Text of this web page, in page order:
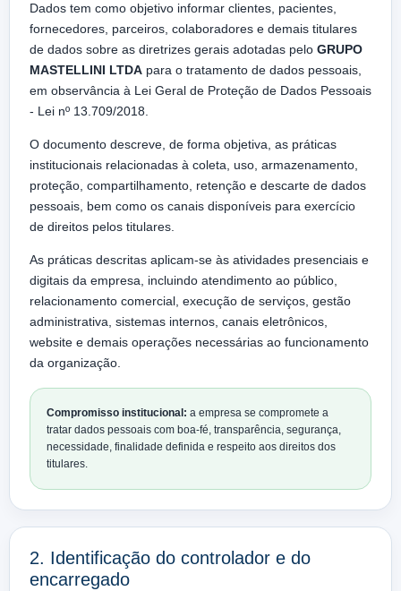
Dados tem como objetivo informar clientes, pacientes,
fornecedores, parceiros, colaboradores e demais titulares
de dados sobre as diretrizes gerais adotadas pelo GRUPO
MASTELLINI LTDA para o tratamento de dados pessoais,
em observância à Lei Geral de Proteção de Dados Pessoais
- Lei nº 13.709/2018.
O documento descreve, de forma objetiva, as práticas
institucionais relacionadas à coleta, uso, armazenamento,
proteção, compartilhamento, retenção e descarte de dados
pessoais, bem como os canais disponíveis para exercício
de direitos pelos titulares.
As práticas descritas aplicam-se às atividades presenciais e
digitais da empresa, incluindo atendimento ao público,
relacionamento comercial, execução de serviços, gestão
administrativa, sistemas internos, canais eletrônicos,
website e demais operações necessárias ao funcionamento
da organização.
Compromisso institucional: a empresa se compromete a
tratar dados pessoais com boa-fé, transparência, segurança,
necessidade, finalidade definida e respeito aos direitos dos
titulares.
2. Identificação do controlador e do
encarregado